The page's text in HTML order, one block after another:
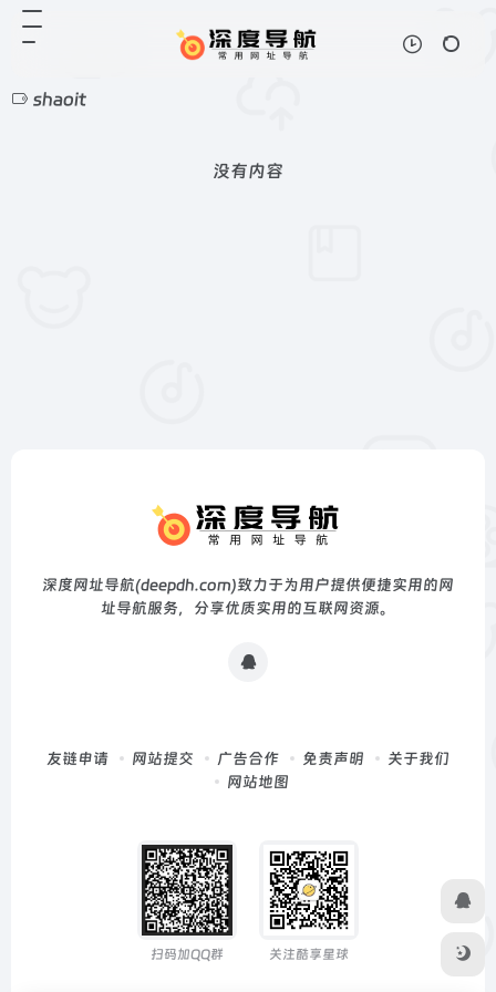
shaoit
没有内容
深度网址导航(deepdh.com)致力于为用户提供便捷实用的网
址导航服务，分享优质实用的互联网资源。
友链申请 网站提交 广告合作 免责声明
关于我们
网站地图
扫码加QQ群 关注酷享星球